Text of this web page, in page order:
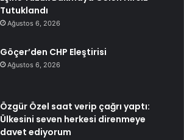
Tutuklandı
Ağustos 6, 2026
Göçer’den CHP Eleştirisi
Ağustos 6, 2026
Özgür Özel saat verip çağrı yaptı:
Ülkesini seven herkesi direnmeye
davet ediyorum